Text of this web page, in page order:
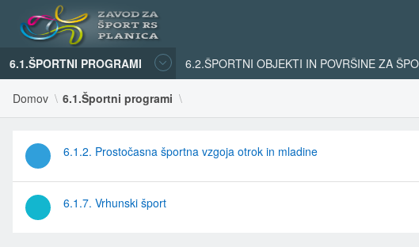
6.1.ŠPORTNI PROGRAMI 6.2.ŠPORTNI OBJEKTI IN POVRŠINE ZA
Domov 6.1.Športni programi
6.1.2. Prostočasna športna vzgoja otrok in mladine
6.1.7. Vrhunski šport